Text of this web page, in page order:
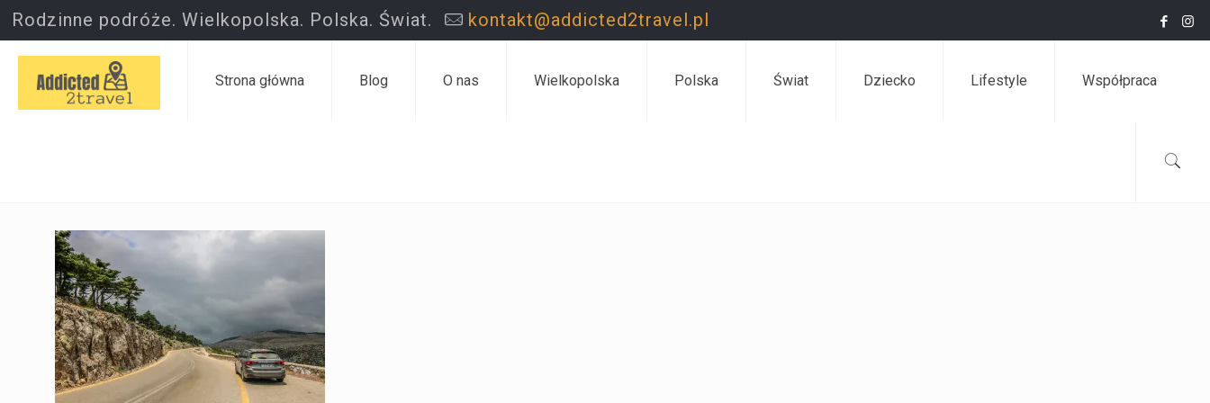
Rodzinne podróże. Wielkopolska. Polska. Świat. kontakt@addicted2travel.pl
Strona główna Blog O nas Wielkopolska Polska Świat Dziecko Lifestyle Współpraca